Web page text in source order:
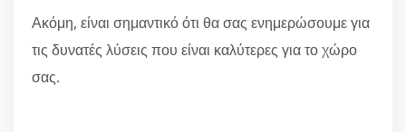
Ακόμη, είναι σημαντικό ότι θα σας ενημερώσουμε για
τις δυνατές λύσεις που είναι καλύτερες για το χώρο
σας.